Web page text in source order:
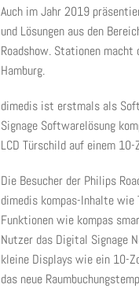
Auch im Jahr 2019
und Lösungen aus den
Roadshow. Stationen macht
Hamburg.
dimedis ist erstmals als
Signage Softwarelösung
LCD Türschild auf einem
Die Besucher der Philips
dimedis kompas-Inhalte wie
Funktionen wie kompas
Nutzer das Digital Signage
kleine Displays wie ein 10-
das neue